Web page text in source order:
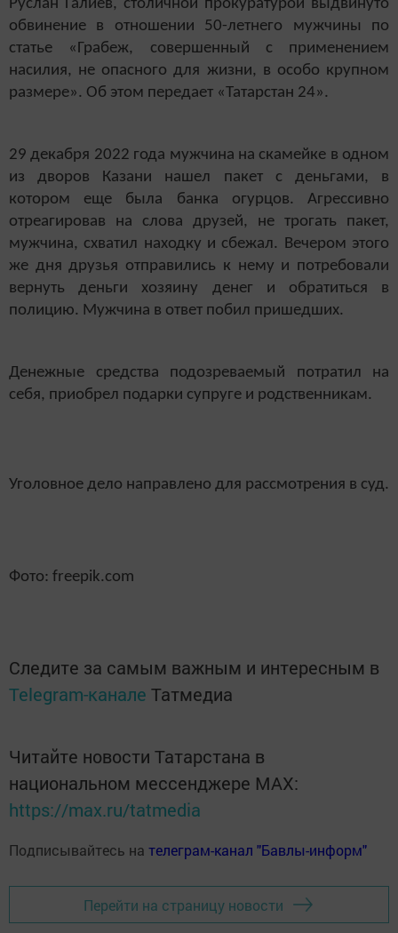
Руслан Галиев, столичной прокуратурой выдвинуто
обвинение в отношении 50-летнего мужчины по
статье «Грабеж, совершенный с применением
насилия, не опасного для жизни, в особо крупном
размере». Об этом передает «Татарстан 24».
29 декабря 2022 года мужчина на скамейке в одном
из дворов Казани нашел пакет с деньгами, в
котором еще была банка огурцов. Агрессивно
отреагировав на слова друзей, не трогать пакет,
мужчина, схватил находку и сбежал. Вечером этого
же дня друзья отправились к нему и потребовали
вернуть деньги хозяину денег и обратиться в
полицию. Мужчина в ответ побил пришедших.
Денежные средства подозреваемый потратил на
себя, приобрел подарки супруге и родственникам.
Уголовное дело направлено для рассмотрения в суд.
Фото: freepik.com
Следите за самым важным и интересным в
Telegram-канале Татмедиа
Читайте новости Татарстана в
национальном мессенджере MАХ:
https://max.ru/tatmedia
Подписывайтесь на телеграм-канал "Бавлы-информ"
Перейти на страницу новости